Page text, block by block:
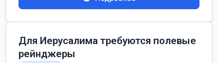
Для Иерусалима требуются полевые
рейнджеры